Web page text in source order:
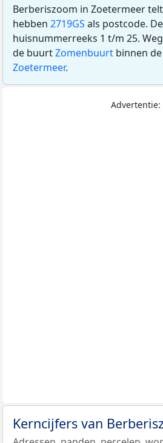
Berberiszoom in Zoetermeer
hebben 2719GS als postcode.
huisnummerreeks 1 t/m 25.
de buurtZomenbuurt binnen
Zoetermeer.
Advertentie:
Kerncijfers van